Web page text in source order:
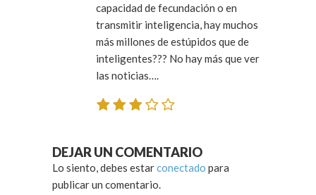
capacidad de fecundación o en
transmitir inteligencia, hay muchos
más millones de estúpidos que de
inteligentes??? No hay más que ver
las noticias….
DEJAR UN COMENTARIO
Lo siento, debes estarconectado para
publicar un comentario.